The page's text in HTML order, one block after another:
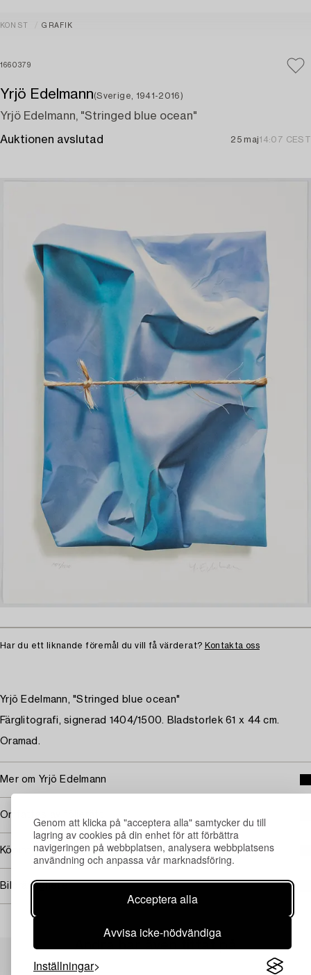
Genom att klicka på "acceptera alla" samtycker du till
lagring av cookies på din enhet för att förbättra
navigeringen på webbplatsen, analysera webbplatsens
användning och anpassa vår marknadsföring.
Acceptera alla
Avvisa icke-nödvändiga
Inställningar
KONST GRAFIK
1660379
Yrjö Edelmann(Sverige, 1941-2016)
Yrjö Edelmann, "Stringed blue ocean"
Auktionen avslutad 25 maj14:07 CEST
Har du ett liknande föremål du vill få värderat? Kontakta oss
Yrjö Edelmann, "Stringed blue ocean"
Färglitografi, signerad 1404/1500. Bladstorlek 61 x 44 cm.
Oramad.
Mer om Yrjö Edelmann
Omfattas av följerätt
Köpinformation
Bildrättigheter